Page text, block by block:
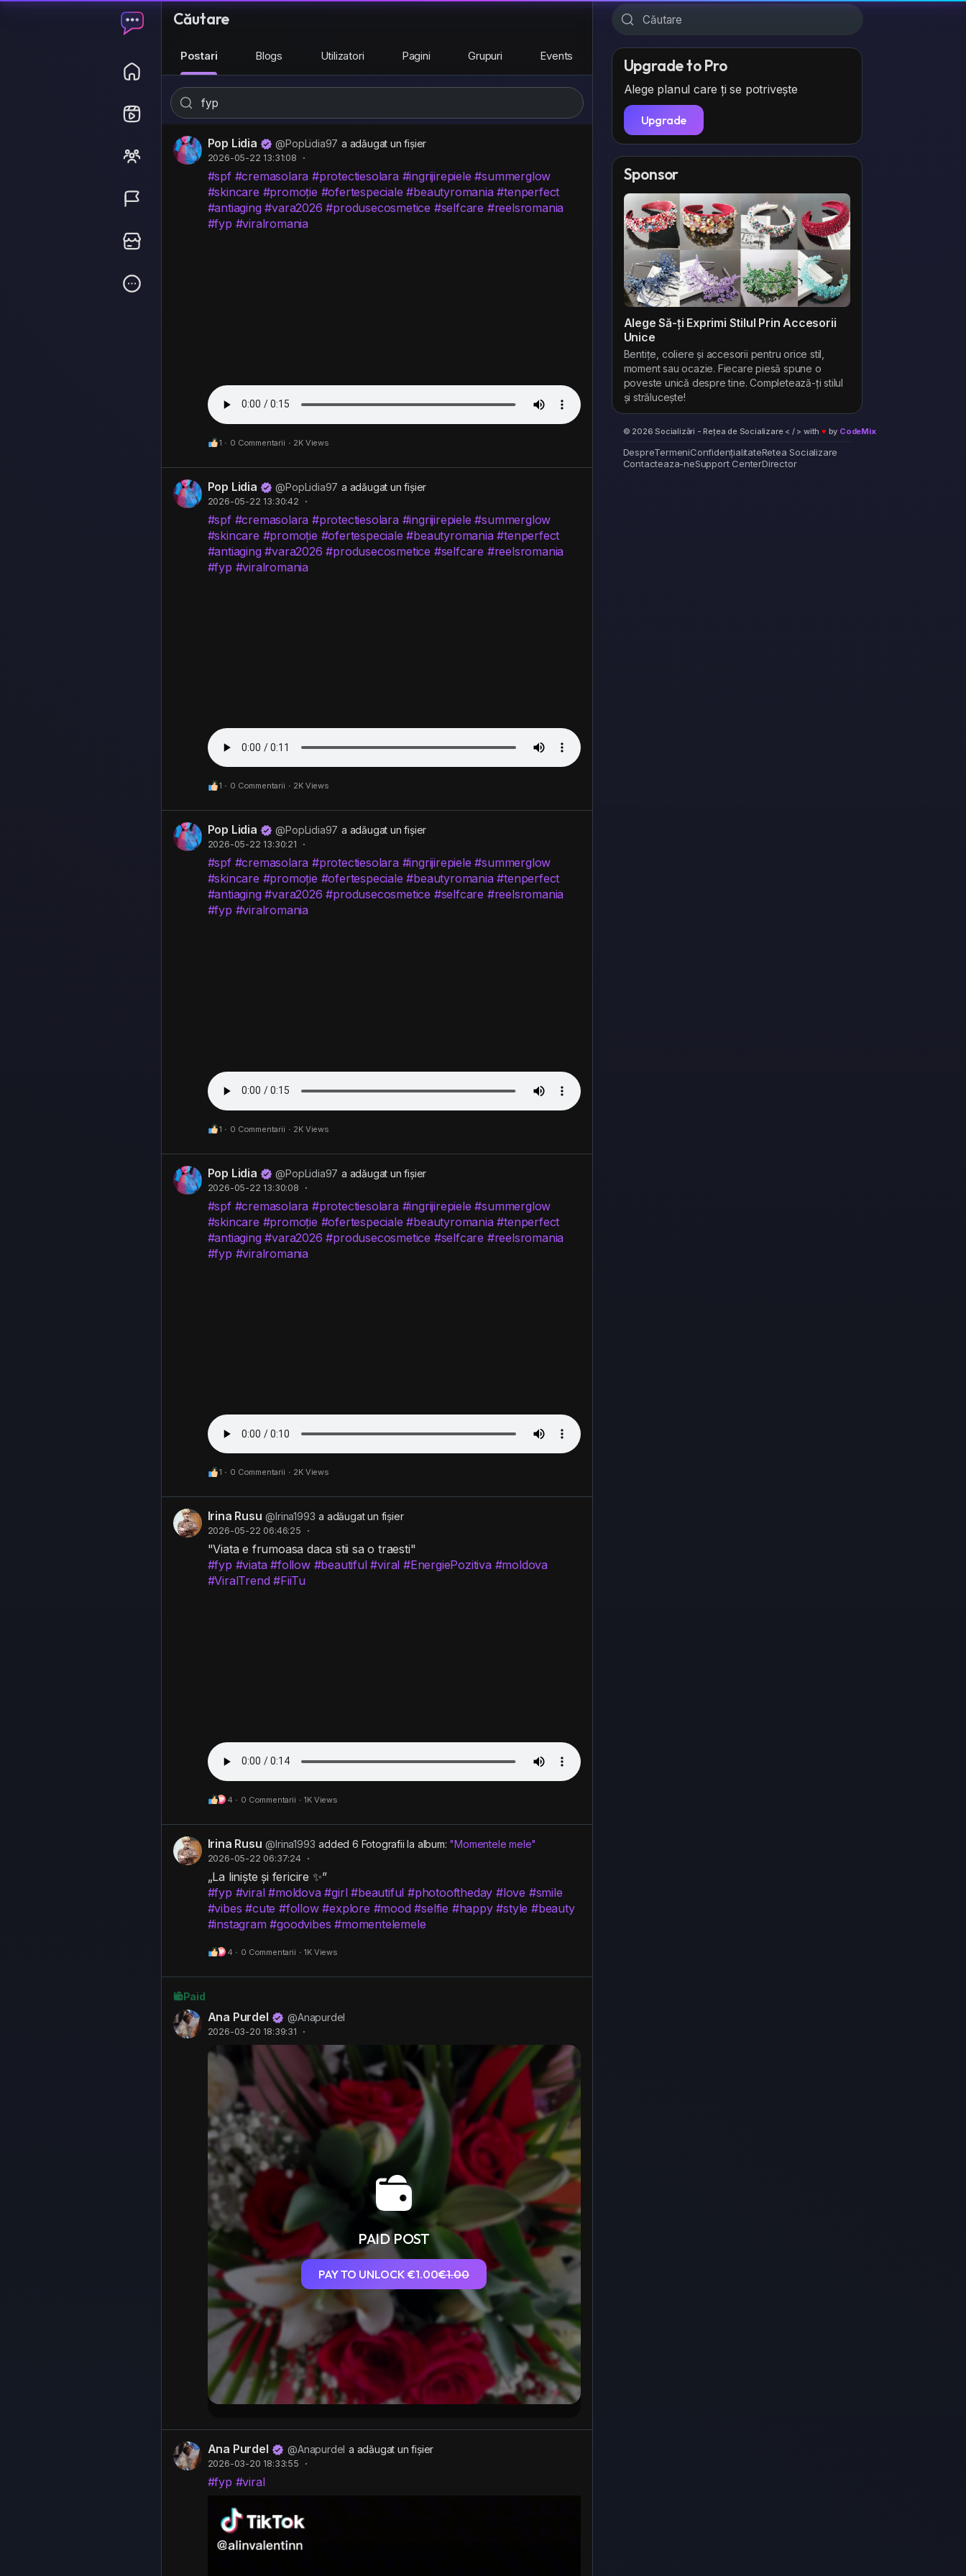
Căutare
Postari Blogs Utilizatori Pagini Grupuri Events
Pop Lidia @PopLidia97 a adăugat un fișier
2026-05-22 13:31:08 ·
#spf #cremasolara #protectiesolara #ingrijirepiele #summerglow
#skincare #promoție #ofertespeciale #beautyromania #tenperfect
#antiaging #vara2026 #produsecosmetice #selfcare #reelsromania
#fyp #viralromania
1 · 0 Commentarii · 2K Views
Pop Lidia @PopLidia97 a adăugat un fișier
2026-05-22 13:30:42 ·
#spf #cremasolara #protectiesolara #ingrijirepiele #summerglow
#skincare #promoție #ofertespeciale #beautyromania #tenperfect
#antiaging #vara2026 #produsecosmetice #selfcare #reelsromania
#fyp #viralromania
1 · 0 Commentarii · 2K Views
Pop Lidia @PopLidia97 a adăugat un fișier
2026-05-22 13:30:21 ·
#spf #cremasolara #protectiesolara #ingrijirepiele #summerglow
#skincare #promoție #ofertespeciale #beautyromania #tenperfect
#antiaging #vara2026 #produsecosmetice #selfcare #reelsromania
#fyp #viralromania
1 · 0 Commentarii · 2K Views
Pop Lidia @PopLidia97 a adăugat un fișier
2026-05-22 13:30:08 ·
#spf #cremasolara #protectiesolara #ingrijirepiele #summerglow
#skincare #promoție #ofertespeciale #beautyromania #tenperfect
#antiaging #vara2026 #produsecosmetice #selfcare #reelsromania
#fyp #viralromania
1 · 0 Commentarii · 2K Views
Irina Rusu @Irina1993 a adăugat un fișier
2026-05-22 06:46:25 ·
"Viata e frumoasa daca stii sa o traesti"
#fyp #viata #follow #beautiful #viral #EnergiePozitiva #moldova
#ViralTrend #FiiTu
4 · 0 Commentarii · 1K Views
Irina Rusu @Irina1993 added 6 Fotografii la album: "Momentele mele"
2026-05-22 06:37:24 ·
„La liniște și fericire ✨”
#fyp #viral #moldova #girl #beautiful #photooftheday #love #smile
#vibes #cute #follow #explore #mood #selfie #happy #style #beauty
#instagram #goodvibes #momentelemele
4 · 0 Commentarii · 1K Views
Paid
Ana Purdel @Anapurdel
2026-03-20 18:39:31 ·
PAID POST
PAY TO UNLOCK €1.00€1.00
Ana Purdel @Anapurdel a adăugat un fișier
2026-03-20 18:33:55 ·
#fyp #viral
Upgrade to Pro
Alege planul care ți se potrivește
Upgrade
Sponsor
Alege Să-ți Exprimi Stilul Prin Accesorii
Unice
Bentițe, coliere și accesorii pentru orice stil,
moment sau ocazie. Fiecare piesă spune o
poveste unică despre tine. Completează-ți stilul
și strălucește!
© 2026 Socializări - Rețea de Socializare < / > with ♥ by CodeMix
DespreTermeniConfidențialitateRetea Socializare
Contacteaza-neSupport CenterDirector